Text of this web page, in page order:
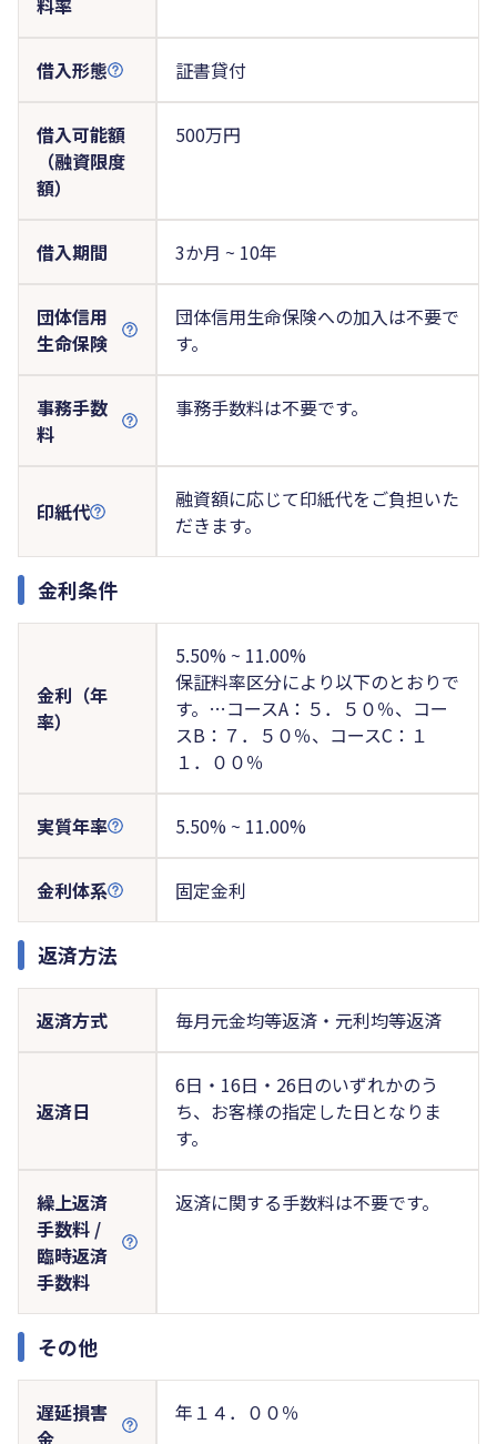
借入形態 証書貸付
借入可能額
（融資限度
額）
500万円
借入期間 3か月 ~ 10年
団体信用
生命保険
団体信用生命保険への加入は不要で
す。
事務手数
料
事務手数料は不要です。
印紙代
融資額に応じて印紙代をご負担いた
だきます。
金利条件
金利（年
率）
5.50% ~ 11.00%
保証料率区分により以下のとおりで
す。…コースA：５．５０％、コー
スB：７．５０％、コースC：１
１．００％
実質年率 5.50% ~ 11.00%
金利体系 固定金利
返済方法
返済方式 毎月元金均等返済・元利均等返済
返済日
6日・16日・26日のいずれかのう
ち、お客様の指定した日となりま
す。
繰上返済
手数料 /
臨時返済
手数料
返済に関する手数料は不要です。
その他
遅延損害
金
年１４．００％